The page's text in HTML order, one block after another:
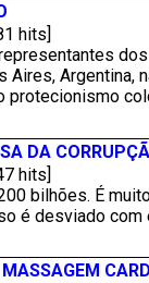
hits]
Aires,
protecionismo
DA
hits]
bilhões. É
é desviado